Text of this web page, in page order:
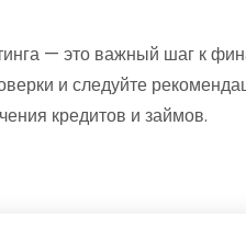
— это важный шаг к
и следуйте
кредитов и займов.